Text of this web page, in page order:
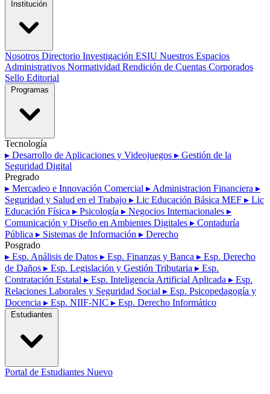
Nosotros Directorio Investigación ESIU Nuestros Espacios
Administrativos Normatividad Rendición de Cuentas Corporados
Sello Editorial
Tecnología
▸ Desarrollo de Aplicaciones y Videojuegos ▸ Gestión de la
Seguridad Digital
Pregrado
▸ Mercadeo e Innovación Comercial ▸ Administracion Financiera ▸
Seguridad y Salud en el Trabajo ▸ Lic Educación Básica MEF ▸ Lic
Educación Física ▸ Psicología ▸ Negocios Internacionales ▸
Comunicación y Diseño en Ambientes Digitales ▸ Contaduría
Pública ▸ Sistemas de Información ▸ Derecho
Posgrado
▸ Esp. Análisis de Datos ▸ Esp. Finanzas y Banca ▸ Esp. Derecho
de Daños ▸ Esp. Legislación y Gestión Tributaria ▸ Esp.
Contratación Estatal ▸ Esp. Inteligencia Artificial Aplicada ▸ Esp.
Relaciones Laborales y Seguridad Social ▸ Esp. Psicopedagogía y
Docencia ▸ Esp. NIIF-NIC ▸ Esp. Derecho Informático
Portal de Estudiantes Nuevo